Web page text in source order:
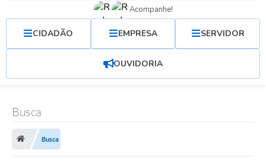
Acompanhe!
CIDADÃO EMPRESA SERVIDOR
OUVIDORIA
Busca
Busca